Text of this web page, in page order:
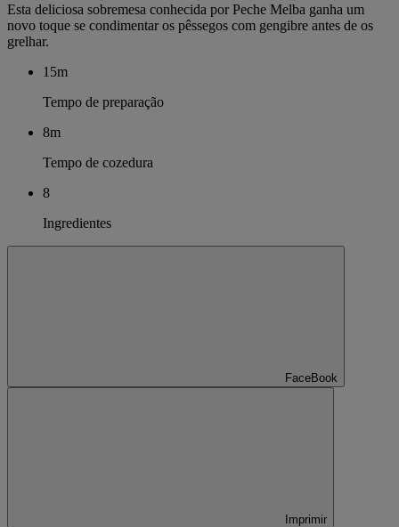
Esta deliciosa sobremesa conhecida por Peche Melba ganha um
novo toque se condimentar os pêssegos com gengibre antes de os
grelhar.
15m
Tempo de preparação
8m
Tempo de cozedura
8
Ingredientes
FaceBook
Imprimir